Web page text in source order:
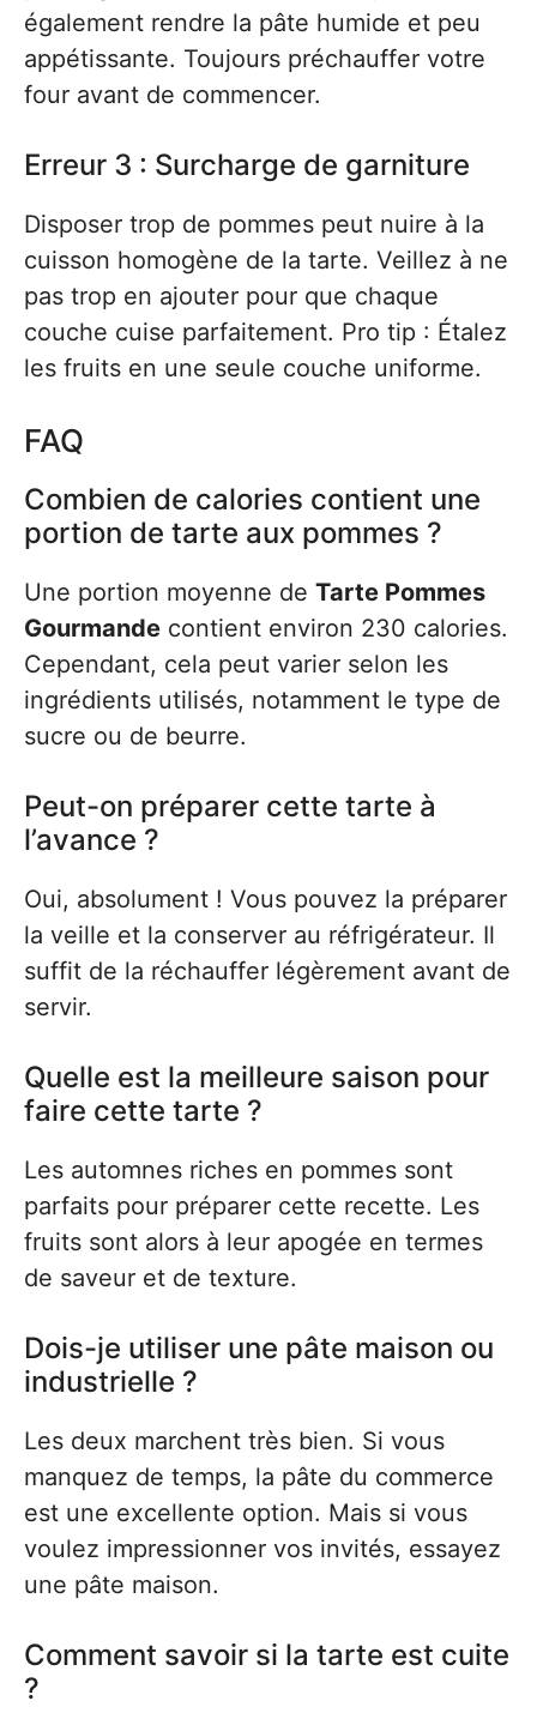
également rendre la pâte humide et peu
appétissante. Toujours préchauffer votre
four avant de commencer.
Erreur 3 : Surcharge de garniture
Disposer trop de pommes peut nuire à la
cuisson homogène de la tarte. Veillez à ne
pas trop en ajouter pour que chaque
couche cuise parfaitement. Pro tip : Étalez
les fruits en une seule couche uniforme.
FAQ
Combien de calories contient une
portion de tarte aux pommes ?
Une portion moyenne de Tarte Pommes
Gourmande contient environ 230 calories.
Cependant, cela peut varier selon les
ingrédients utilisés, notamment le type de
sucre ou de beurre.
Peut-on préparer cette tarte à
l’avance ?
Oui, absolument ! Vous pouvez la préparer
la veille et la conserver au réfrigérateur. Il
suffit de la réchauffer légèrement avant de
servir.
Quelle est la meilleure saison pour
faire cette tarte ?
Les automnes riches en pommes sont
parfaits pour préparer cette recette. Les
fruits sont alors à leur apogée en termes
de saveur et de texture.
Dois-je utiliser une pâte maison ou
industrielle ?
Les deux marchent très bien. Si vous
manquez de temps, la pâte du commerce
est une excellente option. Mais si vous
voulez impressionner vos invités, essayez
une pâte maison.
Comment savoir si la tarte est cuite
?